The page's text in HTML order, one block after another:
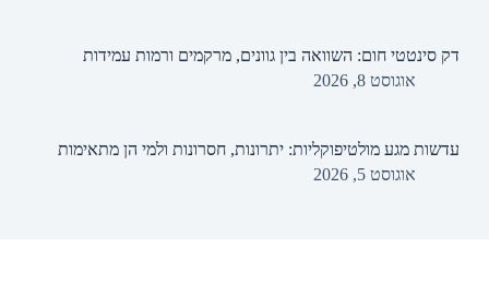
דק סינטטי חום: השוואה בין גוונים, מרקמים ורמות עמידות
אוגוסט 8, 2026
עדשות מגע מולטיפוקליות: יתרונות, חסרונות ולמי הן מתאימות
אוגוסט 5, 2026